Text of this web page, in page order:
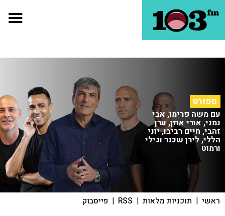
ספורט
עם משה פרימו, אבי
נמני, אורי אוזן, ערן
זהבי, חיים רביבו, יוני
הללי, לירן שכנר וגילי
ורמוט
ראשי | תוכניות מלאות |
RSS
| פייסבוק